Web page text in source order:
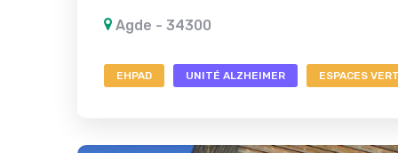
Agde - 34300
EHPAD UNITÉ ALZHEIMER ESPACES